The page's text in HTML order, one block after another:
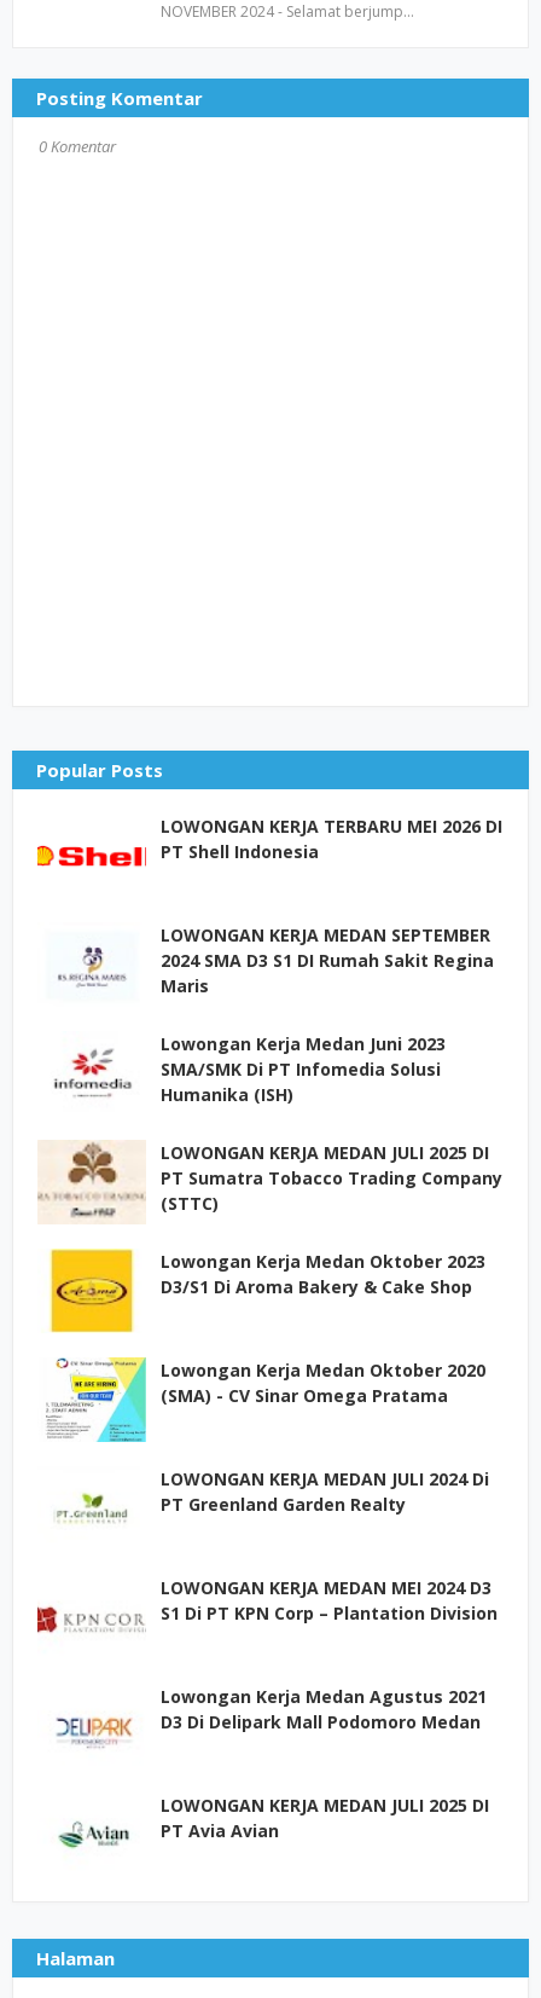
NOVEMBER 2024 - Selamat berjump…
Posting Komentar
0 Komentar
Popular Posts
LOWONGAN KERJA TERBARU MEI 2026 DI
PT Shell Indonesia
LOWONGAN KERJA MEDAN SEPTEMBER
2024 SMA D3 S1 DI Rumah Sakit Regina
Maris
Lowongan Kerja Medan Juni 2023
SMA/SMK Di PT Infomedia Solusi
Humanika (ISH)
LOWONGAN KERJA MEDAN JULI 2025 DI
PT Sumatra Tobacco Trading Company
(STTC)
Lowongan Kerja Medan Oktober 2023
D3/S1 Di Aroma Bakery & Cake Shop
Lowongan Kerja Medan Oktober 2020
(SMA) - CV Sinar Omega Pratama
LOWONGAN KERJA MEDAN JULI 2024 Di
PT Greenland Garden Realty
LOWONGAN KERJA MEDAN MEI 2024 D3
S1 Di PT KPN Corp – Plantation Division
Lowongan Kerja Medan Agustus 2021
D3 Di Delipark Mall Podomoro Medan
LOWONGAN KERJA MEDAN JULI 2025 DI
PT Avia Avian
Halaman